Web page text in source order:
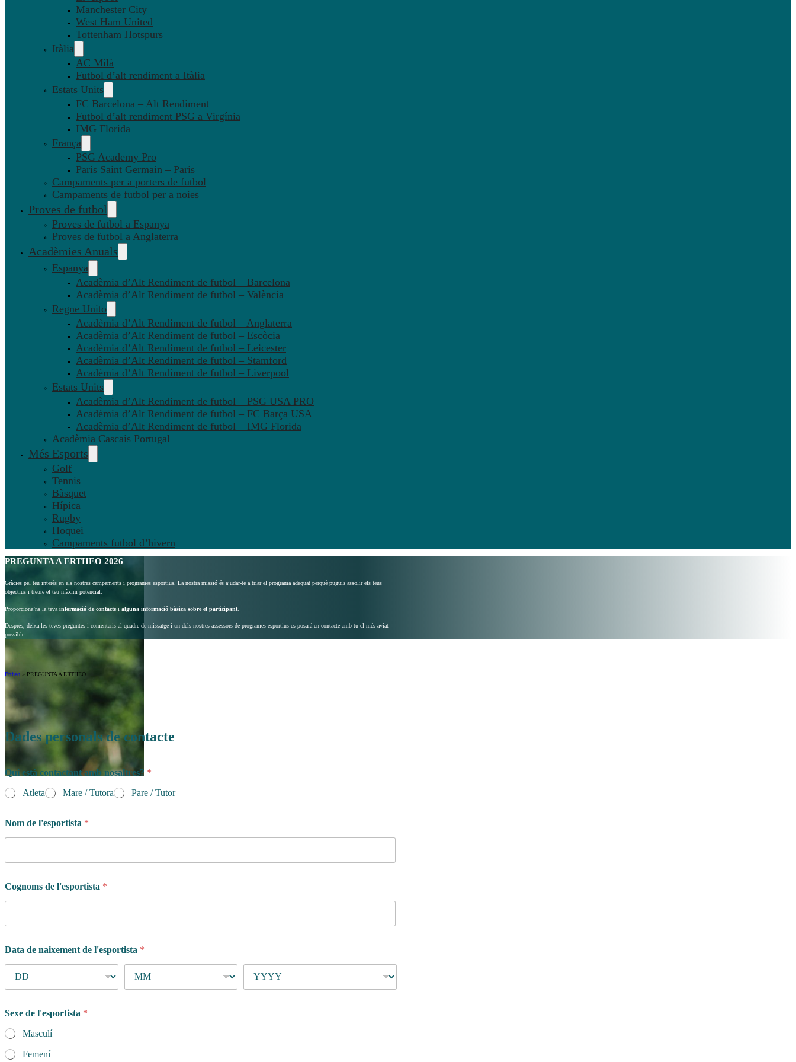
Manchester City
West Ham United
Tottenham Hotspurs
Itàlia
AC Milà
Futbol d’alt rendiment a Itàlia
Estats Units
FC Barcelona – Alt Rendiment
Futbol d’alt rendiment PSG a Virgínia
IMG Florida
França
PSG Academy Pro
Paris Saint Germain – Paris
Campaments per a porters de futbol
Campaments de futbol per a noies
Proves de futbol
Proves de futbol a Espanya
Proves de futbol a Anglaterra
Acadèmies Anuals
Espanya
Acadèmia d’Alt Rendiment de futbol – Barcelona
Acadèmia d’Alt Rendiment de futbol – València
Regne Unito
Acadèmia d’Alt Rendiment de futbol – Anglaterra
Acadèmia d’Alt Rendiment de futbol – Escòcia
Acadèmia d’Alt Rendiment de futbol – Leicester
Acadèmia d’Alt Rendiment de futbol – Stamford
Acadèmia d’Alt Rendiment de futbol – Liverpool
Estats Units
Acadèmia d’Alt Rendiment de futbol – PSG USA PRO
Acadèmia d’Alt Rendiment de futbol – FC Barça USA
Acadèmia d’Alt Rendiment de futbol – IMG Florida
Acadèmia Cascais Portugal
Més Esports
Golf
Tennis
Bàsquet
Hípica
Rugby
Hoquei
Campaments futbol d’hivern
PREGUNTA A ERTHEO 2026
Gràcies pel teu interès en els nostres campaments i programes esportius. La nostra missió és ajudar-te a triar el programa adequat perquè puguis assolir els teus
objectius i treure el teu màxim potencial.
Proporciona’ns la teva informació de contactei alguna informació bàsica sobre el participant
Després, deixa les teves preguntes i comentaris al quadre de missatge i un dels nostres assessors de programes esportius es posarà en contacte amb tu el més aviat
possible.
Ertheo » PREGUNTA A ERTHEO
Dades personals de contacte
Qui està contactant amb nosaltres? *
Atleta
Mare / Tutora Pare / Tutor
Nom de l'esportista *
Cognoms de l'esportista *
Data de naixement de l'esportista *
Sexe de l'esportista *
Masculí
Femení